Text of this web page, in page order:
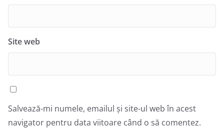
Site web
Salvează-mi numele, emailul și site-ul web în acest
navigator pentru data viitoare când o să comentez.